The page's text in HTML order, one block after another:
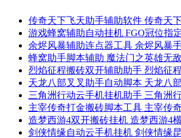
传奇天下飞天助手辅助软件 传奇天
游戏蜂窝辅助自动挂机 FGO冠位指
余烬风暴辅助连点器工具 余烬风暴
蜂窝助手脚本辅助 魔法门之英雄无
烈焰征程搬砖双开辅助助手 烈焰征
天龙八部叉叉助手自动脚本 天龙八
三角洲行动云手机挂机助手 三角洲
主宰传奇打金搬砖脚本工具 主宰传
造梦西游4双开搬砖挂机 造梦西游4
剑侠情缘自动云手机挂机 剑侠情缘